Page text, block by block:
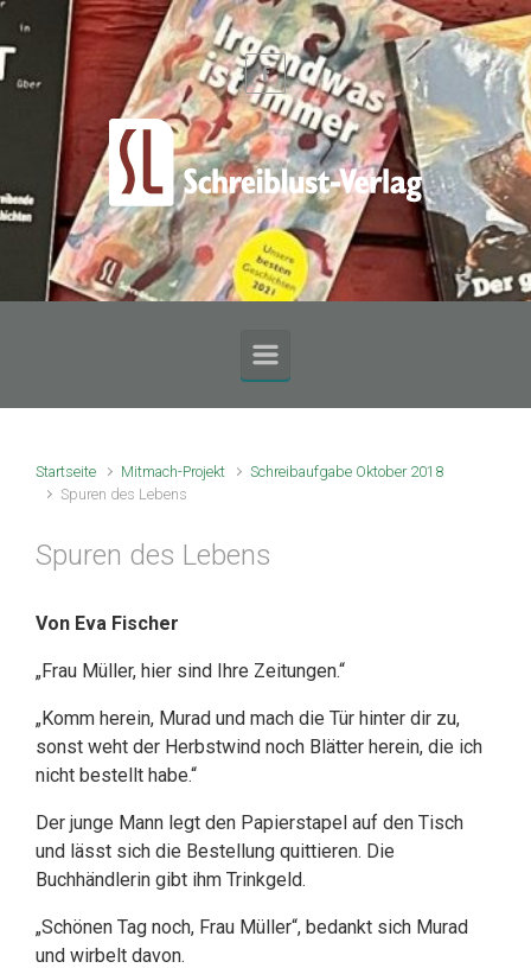
Zum Hauptinhalt springen
Startseite Mitmach-Projekt
Schreibaufgabe Oktober 2018
Spuren des Lebens
Spuren des Lebens
Von Eva Fischer
„Frau Müller, hier sind Ihre Zeitungen.“
„Komm herein, Murad und mach die Tür hinter dir zu,
sonst weht der Herbstwind noch Blätter herein, die ich
nicht bestellt habe.“
Der junge Mann legt den Papierstapel auf den Tisch
und lässt sich die Bestellung quittieren. Die
Buchhändlerin gibt ihm Trinkgeld.
„Schönen Tag noch, Frau Müller“, bedankt sich Murad
und wirbelt davon.